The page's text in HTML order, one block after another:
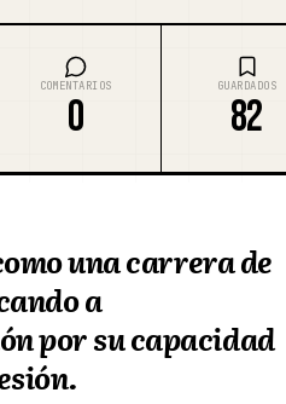
COMENTARIOS
0
GUARDADOS
82
una carrera de
a
por su capacidad